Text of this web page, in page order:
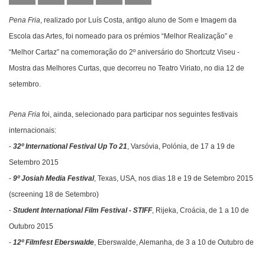
Pena Fria , realizado por Luís Costa, antigo aluno de Som e Imagem da
Escola das Artes, foi nomeado para os prémios “Melhor Realização” e
“Melhor Cartaz” na comemoração do 2º aniversário do Shortcutz Viseu -
Mostra das Melhores Curtas, que decorreu no Teatro Viriato , no dia 12 de
setembro.
Pena Fria foi, ainda, selecionado para participar nos seguintes festivais
internacionais:
- 32º International Festival Up To 21 , Varsóvia, Polónia, de 17 a 19 de
Setembro 2015
- 9º Josiah Media Festival, Texas, USA, nos dias 18 e 19 de Setembro 2015
(screening 18 de Setembro)
- Student International Film Festival - STIFF, Rijeka, Croácia, de 1 a 10 de
Outubro 2015
- 12º Filmfest Eberswalde , Eberswalde, Alemanha, de 3 a 10 de Outubro de